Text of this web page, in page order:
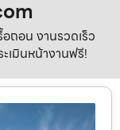
ถอน งานรวดเร็ว
เมินหน้างานฟรี!